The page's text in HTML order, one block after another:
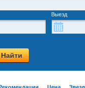
Выезд
Найти